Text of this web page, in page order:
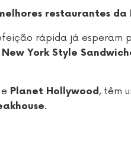
restaurantes da
rápida já esperam
New York Style
e Planet Hollywood, têm
.